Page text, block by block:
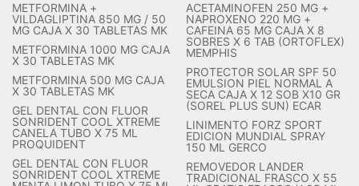
METFORMINA +
VILDAGLIPTINA 850 MG / 50
MG CAJA X 30 TABLETAS MK
METFORMINA 1000 MG CAJA
X 30 TABLETAS MK
METFORMINA 500 MG CAJA
X 30 TABLETAS MK
GEL DENTAL CON FLUOR
SONRIDENT COOL XTREME
CANELA TUBO X 75 ML
PROQUIDENT
GEL DENTAL CON FLUOR
SONRIDENT COOL XTREME
ACETAMINOFEN 250 MG +
NAPROXENO 220 MG +
CAFEINA 65 MG CAJA X 8
SOBRES X 6 TAB (ORTOFLEX)
MEMPHIS
PROTECTOR SOLAR SPF 50
EMULSION PIEL NORMAL A
SECA CAJA X 12 SOB X10 GR
(SOREL PLUS SUN) ECAR
LINIMENTO FORZ SPORT
EDICION MUNDIAL SPRAY
150 ML GERCO
REMOVEDOR LANDER
TRADICIONAL FRASCO X 55